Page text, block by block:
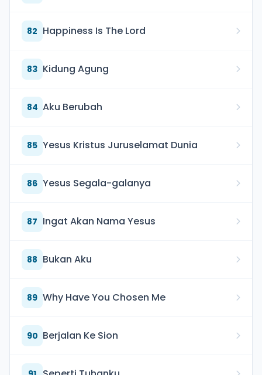
82 Happiness Is The Lord
83 Kidung Agung
84 Aku Berubah
85 Yesus Kristus Juruselamat Dunia
86 Yesus Segala-galanya
87 Ingat Akan Nama Yesus
88 Bukan Aku
89 Why Have You Chosen Me
90 Berjalan Ke Sion